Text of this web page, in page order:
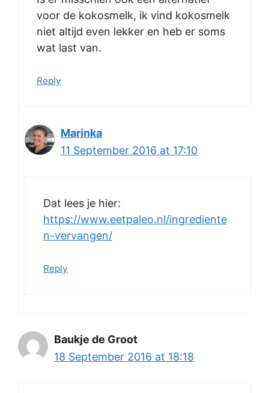
voor de kokosmelk, ik vind kokosmelk
niet altijd even lekker en heb er soms
wat last van.
Reply
Marinka
11 September 2016 at 17:10
Dat lees je hier:
https://www.eetpaleo.nl/ingrediente
n-vervangen/
Reply
Baukje de Groot
18 September 2016 at 18:18